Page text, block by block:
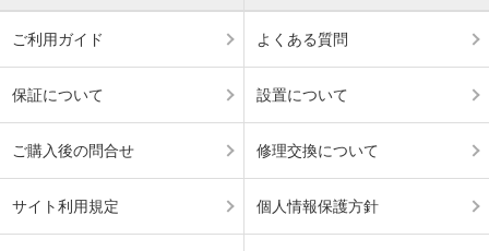
ご利用ガイド よくある質問
保証について 設置について
ご購入後の問合せ 修理交換について
サイト利用規定 個人情報保護方針